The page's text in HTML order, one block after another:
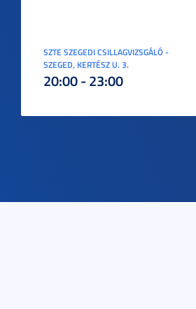
SZTE SZEGEDI CSILLAGVIZSGÁLÓ -
SZEGED, KERTÉSZ U. 3.
20:00 - 23:00